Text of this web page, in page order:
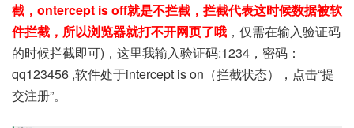
截，ontercept is off就是不拦截，拦截代表这时候数据被软
件拦截，所以浏览器就打不开网页了哦 ，仅需在输入验证码
的时候拦截即可)，这里我输入验证码:1234，密码：
qq123456 ,软件处于intercept is on（拦截状态），点击“提
交注册”。